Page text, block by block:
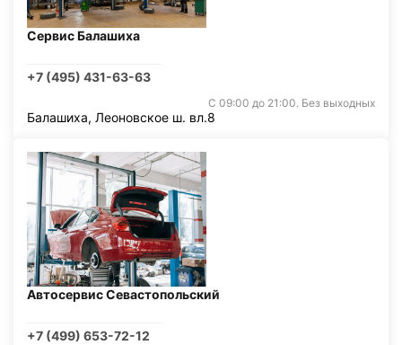
Сервис Балашиха
+7 (495) 431-63-63
С 09:00 до 21:00. Без выходных
Балашиха, Леоновское ш. вл.8
Автосервис Севастопольский
+7 (499) 653-72-12